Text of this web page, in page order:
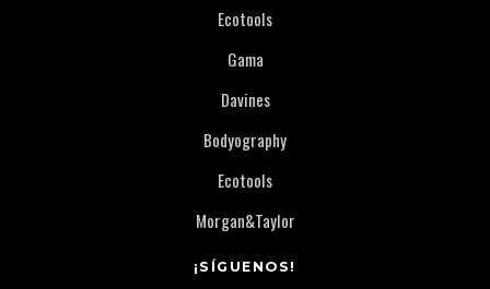
Ecotools
Gama
Davines
Bodyography
Ecotools
Morgan&Taylor
¡SÍGUENOS!